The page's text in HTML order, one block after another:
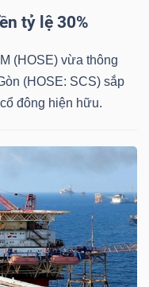
tỷ lệ 30%
(HOSE) vừa thông
(HOSE: SCS) sắp
đông hiện hữu.